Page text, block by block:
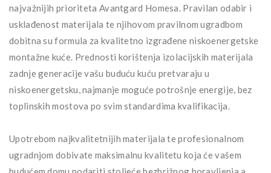
najvažnijih prioriteta Avantgard Homesa. Pravilan odabir i
usklađenost materijala te njihovom pravilnom ugradbom
dobitna su formula za kvalitetno izgrađene niskoenergetske
montažne kuće. Prednosti korištenja izolacijskih materijala
zadnje generacije vašu buduću kuću pretvaraju u
niskoenergetsku, najmanje moguće potrošnje energije, bez
toplinskih mostova po svim standardima kvalifikacija.
Upotrebom najkvalitetnijih materijala te profesionalnom
ugradnjom dobivate maksimalnu kvalitetu koja će vašem